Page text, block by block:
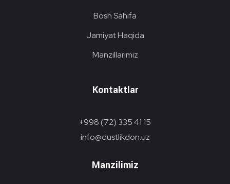
Bosh Sahifa
Jamiyat Haqida
Manzillarimiz
Kontaktlar
+998 (72) 335 41 15
info@dustlikdon.uz
Manzilimiz